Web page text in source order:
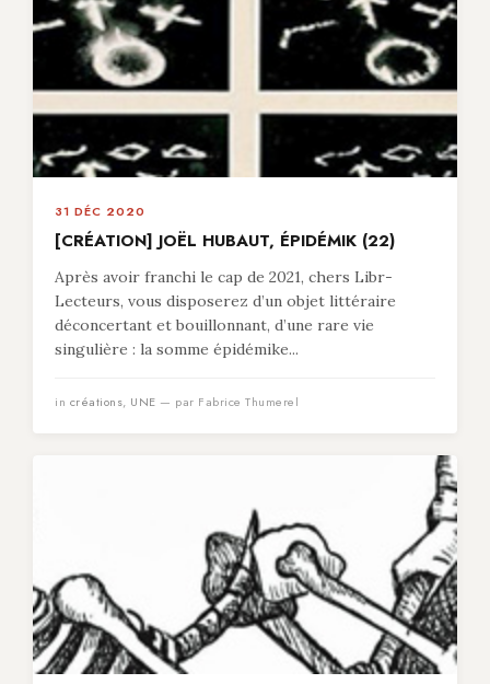
31 DÉC 2020
[CRÉATION] JOËL HUBAUT, ÉPIDÉMIK (22)
Après avoir franchi le cap de 2021, chers Libr-
Lecteurs, vous disposerez d’un objet littéraire
déconcertant et bouillonnant, d’une rare vie
singulière : la somme épidémike...
in créations, UNE — par Fabrice Thumerel